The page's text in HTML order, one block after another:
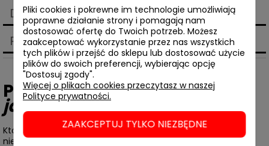
Dane techniczne
Produkty powiązane
Piotr Kępiński,Neapol słodki
jak sól
Kto był w Neapolu, ten wie, że nie można pozostać wobec
niego obojętnym. Zapach pizzy i smród śmieci. Piękno
Pliki cookies i pokrewne im technologie umożliwiają
poprawne działanie strony i pomagają nam
dostosować ofertę do Twoich potrzeb. Możesz
zaakceptować wykorzystanie przez nas wszystkich
tych plików i przejść do sklepu lub dostosować użycie
plików do swoich preferencji, wybierając opcję
"Dostosuj zgody".
Więcej o plikach cookies przeczytasz w naszej
Polityce prywatności.
ZAAKCEPTUJ TYLKO NIEZBĘDNE